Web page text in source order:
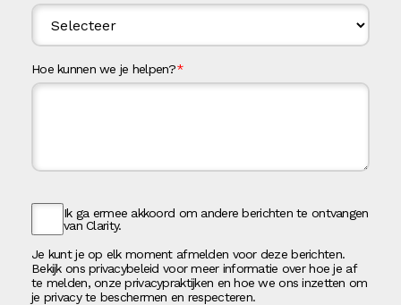
Hoe kunnen we je helpen?*
Ik ga ermee akkoord om andere berichten te ontvangen
van Clarity.
Je kunt je op elk moment afmelden voor deze berichten.
Bekijk ons privacybeleid voor meer informatie over hoe je af
te melden, onze privacypraktijken en hoe we ons inzetten om
je privacy te beschermen en respecteren.